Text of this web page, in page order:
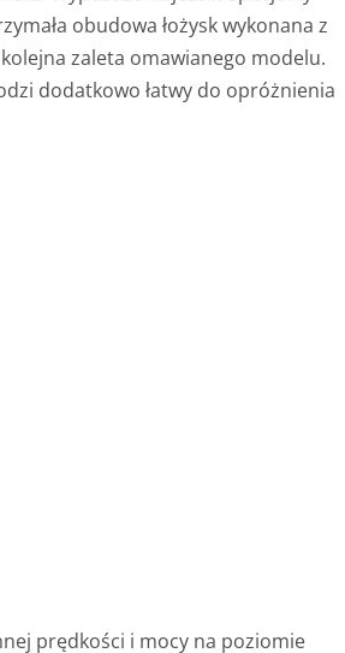
obudowa łożysk wykonana z
zaleta omawianego modelu.
dodatkowo łatwy do opróżnienia
prędkości i mocy na poziomie